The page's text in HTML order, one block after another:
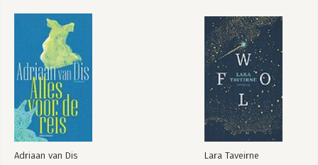
Adriaan van Dis Lara Taveirne